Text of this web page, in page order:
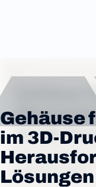
Gehäuse
im 3D-
Lösungen